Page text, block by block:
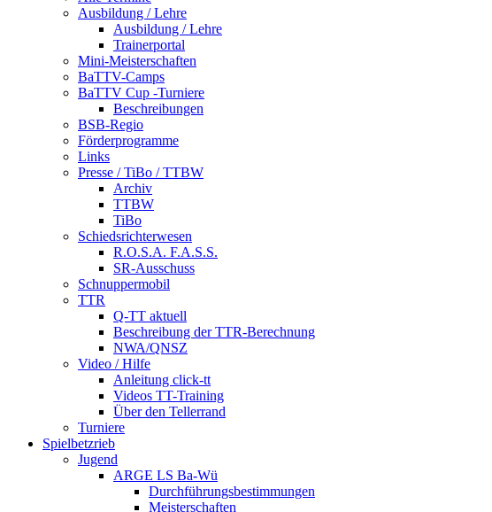
Ausbildung / Lehre
Ausbildung / Lehre
Trainerportal
Mini-Meisterschaften
BaTTV-Camps
BaTTV Cup -Turniere
Beschreibungen
BSB-Regio
Förderprogramme
Links
Presse / TiBo / TTBW
Archiv
TTBW
TiBo
Schiedsrichterwesen
R.O.S.A. F.A.S.S.
SR-Ausschuss
Schnuppermobil
TTR
Q-TT aktuell
Beschreibung der TTR-Berechnung
NWA/QNSZ
Video / Hilfe
Anleitung click-tt
Videos TT-Training
Über den Tellerrand
Turniere
Spielbetzrieb
Jugend
ARGE LS Ba-Wü
Durchführungsbestimmungen
Meisterschaften